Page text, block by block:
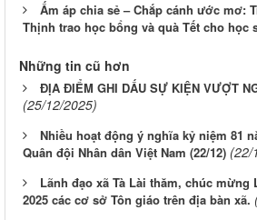
Ấm áp chia sẻ – Chắp cánh ước mơ:
Thịnh trao học bổng và quà Tết cho học
Những tin cũ hơn
ĐỊA ĐIỂM GHI DẤU SỰ KIỆN VƯỢT
(25/12/2025)
Nhiều hoạt động ý nghĩa kỷ niệm 81
Quân đội Nhân dân Việt Nam (22/12) (22/
Lãnh đạo xã Tà Lài thăm, chúc mừng
2025 các cơ sở Tôn giáo trên địa bàn xã.